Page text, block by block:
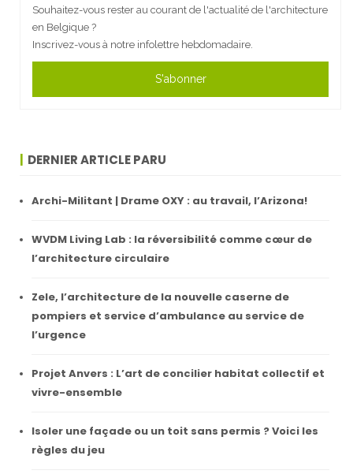
Souhaitez-vous rester au courant de l'actualité de l'architecture
en Belgique ?
Inscrivez-vous à notre infolettre hebdomadaire.
S'abonner
DERNIER ARTICLE PARU
Archi-Militant | Drame OXY : au travail, l’Arizona!
WVDM Living Lab : la réversibilité comme cœur de
l’architecture circulaire
Zele, l’architecture de la nouvelle caserne de
pompiers et service d’ambulance au service de
l’urgence
Projet Anvers : L’art de concilier habitat collectif et
vivre-ensemble
Isoler une façade ou un toit sans permis ? Voici les
règles du jeu